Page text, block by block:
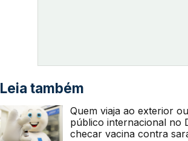
Leia também
Quem viaja ao exterior
público internacional no
checar vacina contra